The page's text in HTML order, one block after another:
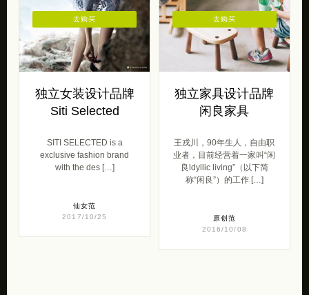
独立女装设计品牌
Siti Selected
SITI SELECTED is a
exclusive fashion brand
with the des […]
仙女范
2017/10/25
去购买
独立家具设计品牌
闲良家具
王戎川，90年生人，自由职
业者，目前经营着一家叫“闲
良ldyllic living”（以下简
称“闲良”）的工作 […]
原创范
2016/10/08
去购买